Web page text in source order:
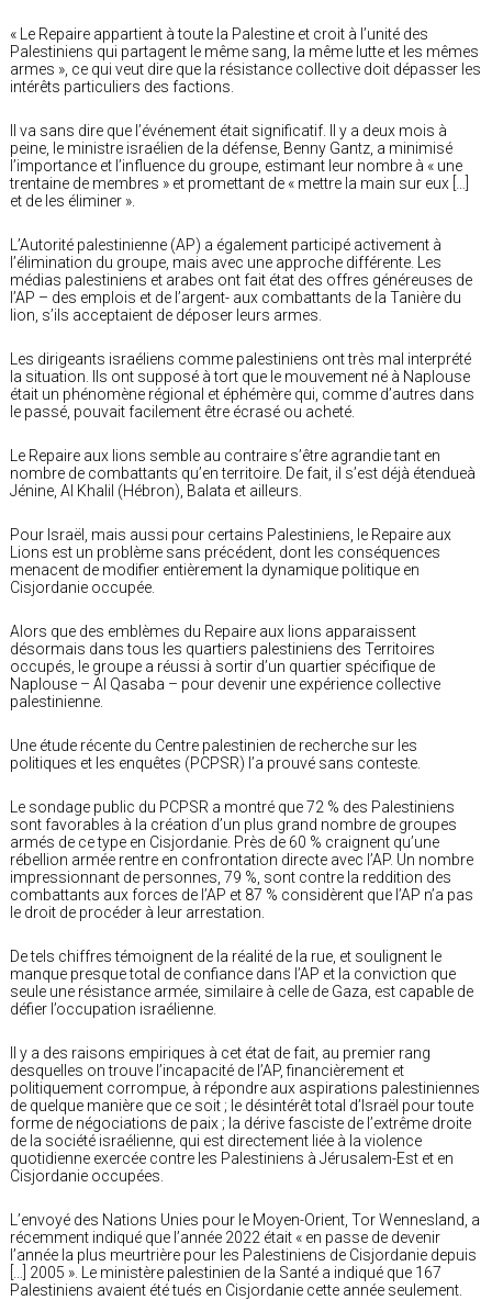
« Le Repaire appartient à toute la Palestine et croit à l’unité des
Palestiniens qui partagent le même sang, la même lutte et les mêmes
armes », ce qui veut dire que la résistance collective doit dépasser les
intérêts particuliers des factions.
Il va sans dire que l’événement était significatif. Il y a deux mois à
peine, le ministre israélien de la défense, Benny Gantz, a minimisé
l’importance et l’influence du groupe, estimant leur nombre à « une
trentaine de membres » et promettant de « mettre la main sur eux […]
et de les éliminer ».
L’Autorité palestinienne (AP) a également participé activement à
l’élimination du groupe, mais avec une approche différente. Les
médias palestiniens et arabes ont fait état des offres généreuses de
l’AP – des emplois et de l’argent- aux combattants de la Tanière du
lion, s’ils acceptaient de déposer leurs armes.
Les dirigeants israéliens comme palestiniens ont très mal interprété
la situation. Ils ont supposé à tort que le mouvement né à Naplouse
était un phénomène régional et éphémère qui, comme d’autres dans
le passé, pouvait facilement être écrasé ou acheté.
Le Repaire aux lions semble au contraire s’être agrandie tant en
nombre de combattants qu’en territoire. De fait, il s’est déjà étendueà
Jénine, Al Khalil (Hébron), Balata et ailleurs.
Pour Israël, mais aussi pour certains Palestiniens, le Repaire aux
Lions est un problème sans précédent, dont les conséquences
menacent de modifier entièrement la dynamique politique en
Cisjordanie occupée.
Alors que des emblèmes du Repaire aux lions apparaissent
désormais dans tous les quartiers palestiniens des Territoires
occupés, le groupe a réussi à sortir d’un quartier spécifique de
Naplouse – Al Qasaba – pour devenir une expérience collective
palestinienne.
Une étude récente du Centre palestinien de recherche sur les
politiques et les enquêtes (PCPSR) l’a prouvé sans conteste.
Le sondage public du PCPSR a montré que 72 % des Palestiniens
sont favorables à la création d’un plus grand nombre de groupes
armés de ce type en Cisjordanie. Près de 60 % craignent qu’une
rébellion armée rentre en confrontation directe avec l’AP. Un nombre
impressionnant de personnes, 79 %, sont contre la reddition des
combattants aux forces de l’AP et 87 % considèrent que l’AP n’a pas
le droit de procéder à leur arrestation.
De tels chiffres témoignent de la réalité de la rue, et soulignent le
manque presque total de confiance dans l’AP et la conviction que
seule une résistance armée, similaire à celle de Gaza, est capable de
défier l’occupation israélienne.
Il y a des raisons empiriques à cet état de fait, au premier rang
desquelles on trouve l’incapacité de l’AP, financièrement et
politiquement corrompue, à répondre aux aspirations palestiniennes
de quelque manière que ce soit ; le désintérêt total d’Israël pour toute
forme de négociations de paix ; la dérive fasciste de l’extrême droite
de la société israélienne, qui est directement liée à la violence
quotidienne exercée contre les Palestiniens à Jérusalem-Est et en
Cisjordanie occupées.
L’envoyé des Nations Unies pour le Moyen-Orient, Tor Wennesland, a
récemment indiqué que l’année 2022 était « en passe de devenir
l’année la plus meurtrière pour les Palestiniens de Cisjordanie depuis
[…] 2005 ». Le ministère palestinien de la Santé a indiqué que 167
Palestiniens avaient été tués en Cisjordanie cette année seulement.